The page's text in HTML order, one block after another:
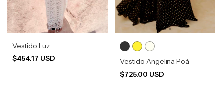
Vestido Luz
$454.17 USD
Vestido Angelina Poá
$725.00 USD